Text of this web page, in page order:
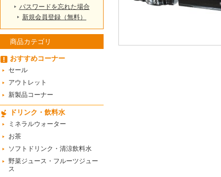
パスワードを忘れた場合
新規会員登録（無料）
商品カテゴリ
おすすめコーナー
セール
アウトレット
新製品コーナー
ドリンク・飲料水
ミネラルウォーター
お茶
ソフトドリンク・清涼飲料水
野菜ジュース・フルーツジュー
ス